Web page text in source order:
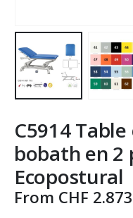
C5914
bobath en 2
Ecopostural
From CHF